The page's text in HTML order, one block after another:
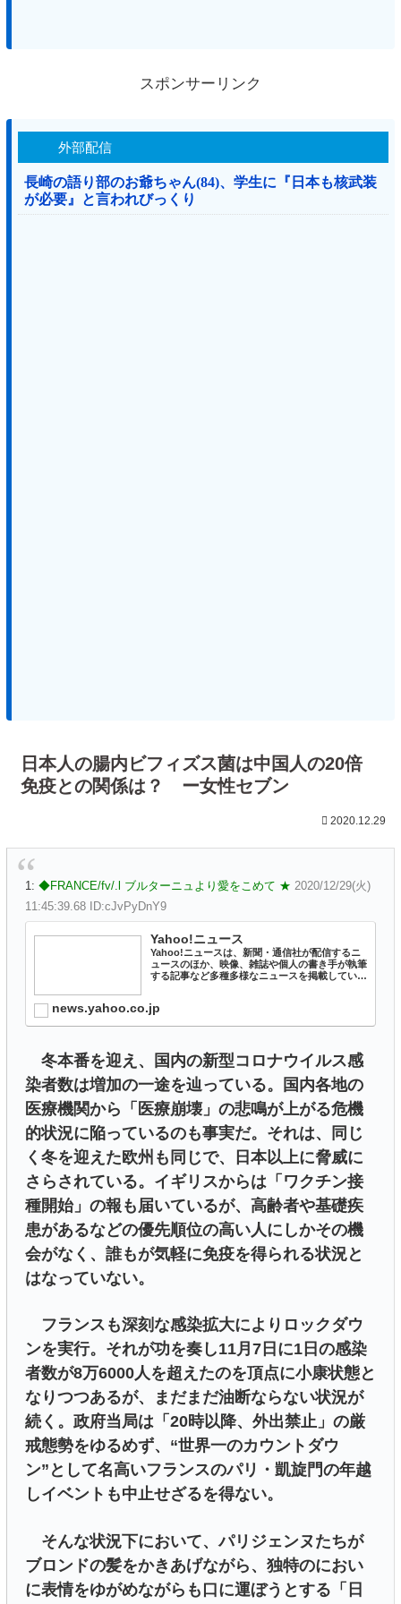
スポンサーリンク
外部配信
長崎の語り部のお爺ちゃん(84)、学生に『日本も核武装
が必要』と言われびっくり
日本人の腸内ビフィズス菌は中国人の20倍
免疫との関係は？ ー女性セブン
2020.12.29
1: ◆FRANCE/fv/.l ブルターニュより愛をこめて ★ 2020/12/29(火)
11:45:39.68 ID:cJvPyDnY9
Yahoo!ニュース
Yahoo!ニュースは、新聞・通信社が配信するニ
ュースのほか、映像、雑誌や個人の書き手が執筆
する記事など多種多様なニュースを掲載していま
news.yahoo.co.jp
冬本番を迎え、国内の新型コロナウイルス感
染者数は増加の一途を辿っている。国内各地の
医療機関から「医療崩壊」の悲鳴が上がる危機
的状況に陥っているのも事実だ。それは、同じ
く冬を迎えた欧州も同じで、日本以上に脅威に
さらされている。イギリスからは「ワクチン接
種開始」の報も届いているが、高齢者や基礎疾
患があるなどの優先順位の高い人にしかその機
会がなく、誰もが気軽に免疫を得られる状況と
はなっていない。
フランスも深刻な感染拡大によりロックダウ
ンを実行。それが功を奏し11月7日に1日の感染
者数が8万6000人を超えたのを頂点に小康状態と
なりつつあるが、まだまだ油断ならない状況が
続く。政府当局は「20時以降、外出禁止」の厳
戒態勢をゆるめず、“世界一のカウントダウ
ン”として名高いフランスのパリ・凱旋門の年越
しイベントも中止せざるを得ない。
そんな状況下において、パリジェンヌたちが
ブロンドの髪をかきあげながら、独特のにおい
に表情をゆがめながらも口に運ぼうとする「日